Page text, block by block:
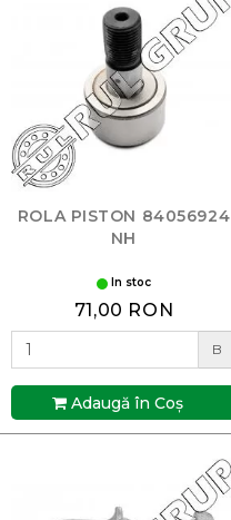
ROLA PISTON 84056924
NH
In stoc
71,00 RON
B
Adaugă în Coş